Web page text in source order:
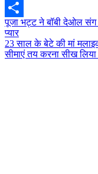
Email
Share
Post
navigation
पूजा भट्ट ने बॉबी देओल संग
प्यार
23 साल के बेटे की मां
सीमाएं तय करना सीख